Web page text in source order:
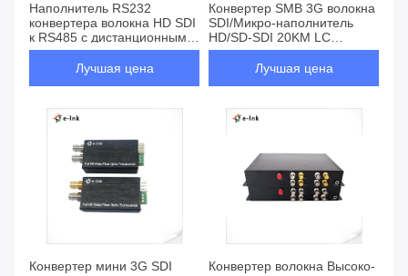
Наполнитель RS232
конвертера волокна HD SDI
к RS485 с дистанционным
управлением инфракрасн
Лучшая цена
Конвертер SMB 3G волокна
SDI/Микро-наполнитель
HD/SD-SDI 20KM LC
оптически
Лучшая цена
Конвертер мини 3G SDI
Конвертер волокна Высоко-